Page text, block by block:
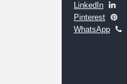
LinkedIn
Pinterest
WhatsApp